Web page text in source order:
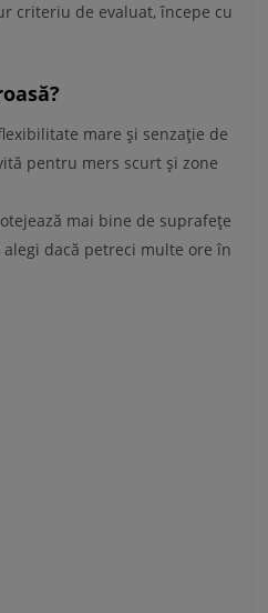
criteriu de evaluat, începe cu
mare și senzație de
pentru mers scurt și zone
mai bine de suprafețe
dacă petreci multe ore în